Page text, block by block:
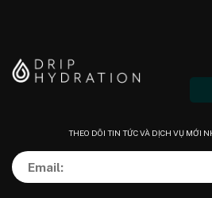
THEO DÕI TIN TỨC VÀ DỊCH VỤ MỚI